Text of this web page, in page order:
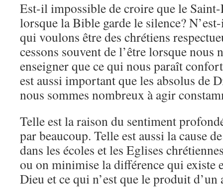
Est-il impossible de croire que le
lorsque la Bible garde le silence?
qui voulons être des chrétiens
cessons souvent de l’être lorsque nous
enseigner que ce qui nous paraît
est aussi important que les absolus de
nous sommes nombreux à agir
Telle est la raison du sentiment
par beaucoup. Telle est aussi la cause
dans les écoles et les Eglises
ou on minimise la différence qui existe
Dieu et ce qui n’est que le produit